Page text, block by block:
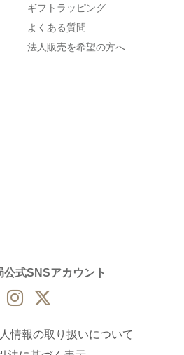
ギフトラッピング
よくある質問
法人販売を希望の方へ
公式SNSアカウント
情報の取り扱いについて